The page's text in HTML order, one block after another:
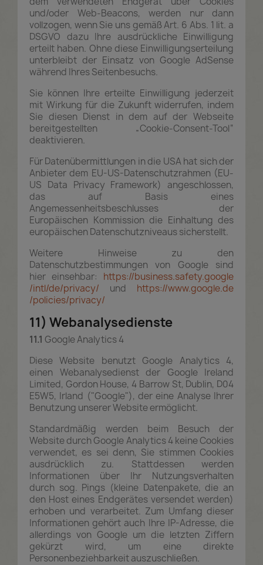
und/oder Web-Beacons, werden nur dann
vollzogen, wenn Sie uns gemäß Art. 6 Abs. 1 lit. a
DSGVO dazu Ihre ausdrückliche Einwilligung
erteilt haben. Ohne diese Einwilligungserteilung
unterbleibt der Einsatz von Google AdSense
während Ihres Seitenbesuchs.
Sie können Ihre erteilte Einwilligung jederzeit
mit Wirkung für die Zukunft widerrufen, indem
Sie diesen Dienst in dem auf der Webseite
bereitgestellten „Cookie-Consent-Tool“
deaktivieren.
Für Datenübermittlungen in die USA hat sich der
Anbieter dem EU-US-Datenschutzrahmen (EU-
US Data Privacy Framework) angeschlossen,
das auf Basis eines
Angemessenheitsbeschlusses der
Europäischen Kommission die Einhaltung des
europäischen Datenschutzniveaus sicherstellt.
Weitere Hinweise zu den
Datenschutzbestimmungen von Google sind
hier einsehbar: https://business.safety.google
/intl/de/privacy/ und https://www.google.de
/policies/privacy/
11) Webanalysedienste
11.1 Google Analytics 4
Diese Website benutzt Google Analytics 4,
einen Webanalysedienst der Google Ireland
Limited, Gordon House, 4 Barrow St, Dublin, D04
E5W5, Irland ("Google"), der eine Analyse Ihrer
Benutzung unserer Website ermöglicht.
Standardmäßig werden beim Besuch der
Website durch Google Analytics 4 keine Cookies
verwendet, es sei denn, Sie stimmen Cookies
ausdrücklich zu. Stattdessen werden
Informationen über Ihr Nutzungsverhalten
durch sog. Pings (kleine Datenpakete, die an
den Host eines Endgerätes versendet werden)
erhoben und verarbeitet. Zum Umfang dieser
Informationen gehört auch Ihre IP-Adresse, die
allerdings von Google um die letzten Ziffern
gekürzt wird, um eine direkte
Personenbeziehbarkeit auszuschließen.